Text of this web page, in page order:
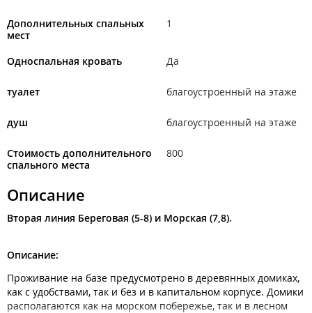
Дополнительных спальных
мест
1
Односпальная кровать Да
туалет благоустроенный на этаже
душ благоустроенный на этаже
Стоимость дополнительного
спального места
800
Описание
Вторая линия Береговая (5-8) и Морская (7,8).
Описание:
Проживание на базе предусмотрено в деревянных домиках,
как с удобствами, так и без и в капитальном корпусе. Домики
располагаются как на морском побережье, так и в лесном